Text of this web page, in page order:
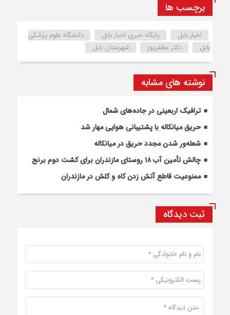
برچسب ها
اخبار بابل پایگاه خبری اخبار بابل
دانشگاه علوم پزشکی
بابل
دکتر مظفرپور شهرستان بابل
نوشته های مشابه
ترافیک اربعینی در جاده‌های شمال
حریق میانکاله با پشتیبانی هوایی مهار شد
شعله‌ور شدن مجدد حریق در میانکاله
چالش تأمین آب ۱۸ روستای مازندران برای کشت دوم برنج
ممنوعیت قاطع آتش زدن کاه و کلش در مازندران
ثبت دیدگاه